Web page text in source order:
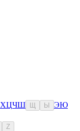
ХЦЧШ Ы ЭЮ
Z